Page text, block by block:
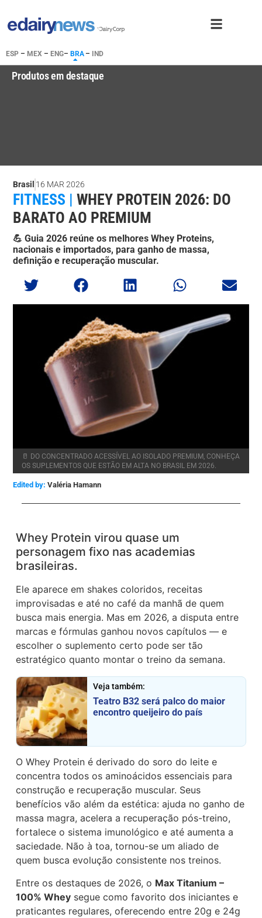
ESP – MEX – ENG– BRA– IND
Produtos em destaque
Brasil 16 MAR 2026
FITNESS | WHEY PROTEIN 2026: DO
BARATO AO PREMIUM
💪 Guia 2026 reúne os melhores Whey Proteins,
nacionais e importados, para ganho de massa,
definição e recuperação muscular.
🥛 DO CONCENTRADO ACESSÍVEL AO ISOLADO PREMIUM, CONHEÇA
OS SUPLEMENTOS QUE ESTÃO EM ALTA NO BRASIL EM 2026.
Edited by: Valéria Hamann
Whey Protein virou quase um
personagem fixo nas academias
brasileiras.
Ele aparece em shakes coloridos, receitas
improvisadas e até no café da manhã de quem
busca mais energia. Mas em 2026, a disputa entre
marcas e fórmulas ganhou novos capítulos — e
escolher o suplemento certo pode ser tão
estratégico quanto montar o treino da semana.
Veja também:
Teatro B32 será palco do maior
encontro queijeiro do país
O Whey Protein é derivado do soro do leite e
concentra todos os aminoácidos essenciais para
construção e recuperação muscular. Seus
benefícios vão além da estética: ajuda no ganho de
massa magra, acelera a recuperação pós-treino,
fortalece o sistema imunológico e até aumenta a
saciedade. Não à toa, tornou-se um aliado de
quem busca evolução consistente nos treinos.
Entre os destaques de 2026, o Max Titanium –
100% Whey segue como favorito dos iniciantes e
praticantes regulares, oferecendo entre 20g e 24g